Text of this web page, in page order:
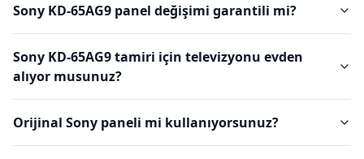
Sony KD-65AG9 panel değişimi garantili mi?
Sony KD-65AG9 tamiri için televizyonu evden
alıyor musunuz?
Orijinal Sony paneli mi kullanıyorsunuz?